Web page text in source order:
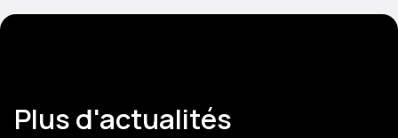
Plus d'actualités